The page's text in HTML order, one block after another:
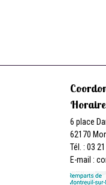
6 place
62170
Tél. : 03
E-mail :